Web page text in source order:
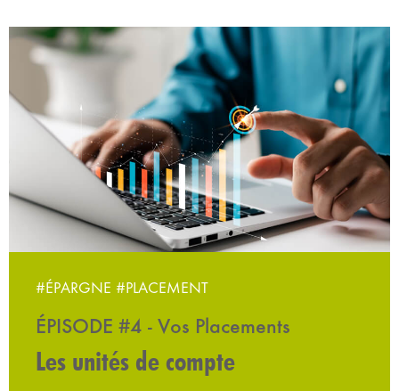
#ÉPARGNE #PLACEMENT
ÉPISODE #4 - Vos Placements
Les unités de compte